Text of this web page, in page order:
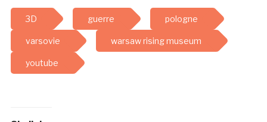
3D guerre pologne
varsovie warsaw rising museum
youtube